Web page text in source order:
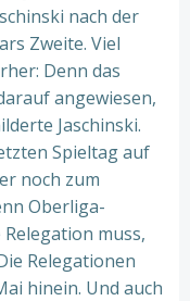
nach der
Zweite. Viel
Denn das
angewiesen,
Jaschinski.
Spieltag auf
noch zum
Oberliga-
muss,
Relegationen
hinein. Und auch